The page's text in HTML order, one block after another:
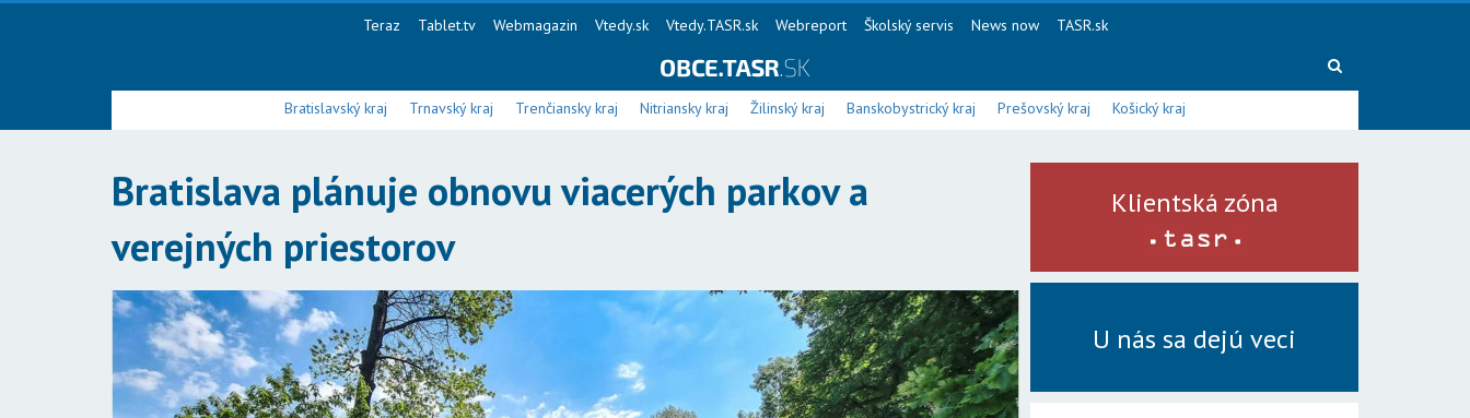
Teraz Tablet.tv Webmagazin Vtedy.sk Vtedy.TASR.sk Webreport Školský servis News now TASR.sk
Bratislavský kraj Trnavský kraj Trenčiansky kraj Nitriansky kraj Žilinský kraj Banskobystrický kraj Prešovský kraj Košický kraj
Bratislava plánuje obnovu viacerých parkov a
verejných priestorov
Klientská zóna
U nás sa dejú veci